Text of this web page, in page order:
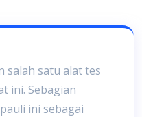
salah satu alat tes
ini. Sebagian
ini sebagai